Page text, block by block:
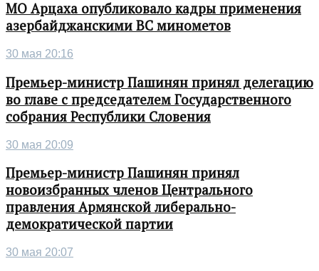
МО Арцаха опубликовало кадры применения
азербайджанскими ВС минометов
30 мая 20:16
Премьер-министр Пашинян принял делегацию
во главе с председателем Государственного
собрания Республики Словения
30 мая 20:09
Премьер-министр Пашинян принял
новоизбранных членов Центрального
правления Армянской либерально-
демократической партии
30 мая 20:07